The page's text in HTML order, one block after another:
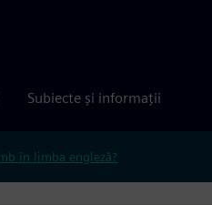
Subiecte și informații
în limba engleză?